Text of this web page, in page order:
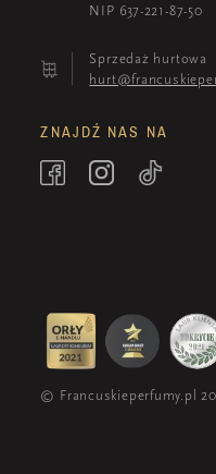
NIP 637-221-87-50
Sprzedaż hurtowa
ZNAJDŹ NAS NA
© Francuskieperfumy.pl